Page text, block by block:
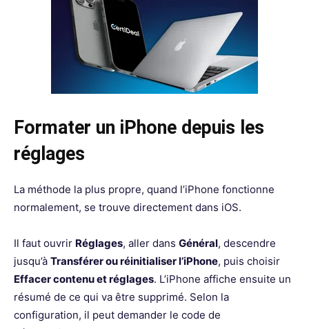
Formater un iPhone depuis les
réglages
La méthode la plus propre, quand l’iPhone fonctionne
normalement, se trouve directement dans iOS.
Il faut ouvrir Réglages, aller dans Général, descendre
jusqu’à Transférer ou réinitialiser l’iPhone, puis choisir
Effacer contenu et réglages. L’iPhone affiche ensuite un
résumé de ce qui va être supprimé. Selon la
configuration, il peut demander le code de